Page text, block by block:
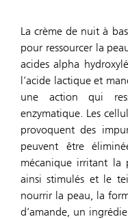
La crème de nuit à
pour ressourcer la
acides alpha
l’acide lactique et
une action qui
enzymatique. Les
provoquent des
peuvent être
mécanique irritant la
ainsi stimulés et le
nourrir la peau, la
d’amande, un